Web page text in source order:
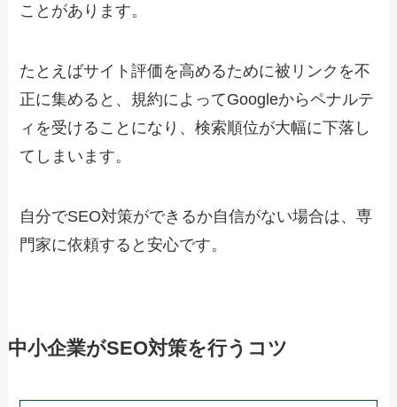
ことがあります。
たとえばサイト評価を高めるために被リンクを不
正に集めると、規約によってGoogleからペナルテ
ィを受けることになり、検索順位が大幅に下落し
てしまいます。
自分でSEO対策ができるか自信がない場合は、専
門家に依頼すると安心です。
中小企業がSEO対策を行うコツ